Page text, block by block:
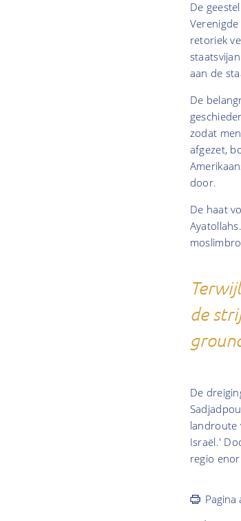
De
retoriek
aan de
De
zodat
afgezet,
door.
De haat
de
De
landroute
Israël.'
regio
Pagina